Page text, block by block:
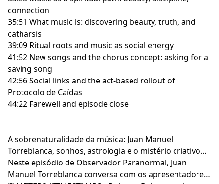
connection
35:51 What music is: discovering beauty, truth, and
catharsis
39:09 Ritual roots and music as social energy
41:52 New songs and the chorus concept: asking for a
saving song
42:56 Social links and the act-based rollout of
Protocolo de Caídas
44:22 Farewell and episode close
A sobrenaturalidade da música: Juan Manuel
Torreblanca, sonhos, astrologia e o mistério criativo
Neste episódio de Observador Paranormal, Juan
Manuel Torreblanca conversa com os apresentadores